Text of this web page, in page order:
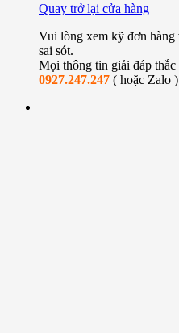
Quay trở lại cửa hàng
Vui lòng xem kỹ đơn hàng
sai sót.
Mọi thông tin giải đáp
0927.247.247 ( hoặc Zalo )